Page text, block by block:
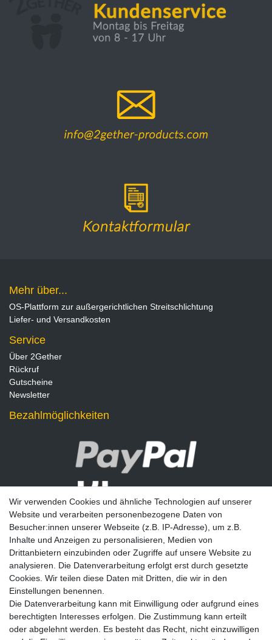
Mehr über...
OS-Plattform zur außergerichtlichen Streitschlichtung
Liefer- und Versandkosten
Service
Über 2Gether
Rückruf
Gutscheine
Newsletter
Bezahlmöglichkeiten
Newsletter
E-MAIL **
Einwilligung kann ich jederzeit widerrufen.**
Wir verwenden Cookies und ähnliche Technologien auf unserer
Website und verarbeiten personenbezogene Daten von
Besucher:innen unserer Webseite (z.B. IP-Adresse), um z.B.
Inhalte und Anzeigen zu personalisieren, Medien von
Drittanbietern einzubinden oder Zugriffe auf unsere Website zu
analysieren. Die Datenverarbeitung erfolgt erst durch gesetzte
Cookies. Wir teilen diese Daten mit Dritten, die wir in den
Einstellungen benennen.
Die Datenverarbeitung kann mit Einwilligung oder aufgrund eines
berechtigten Interesses erfolgen. Die Zustimmung kann erteilt
oder abgelehnt werden. Es besteht das Recht, nicht einzuwilligen